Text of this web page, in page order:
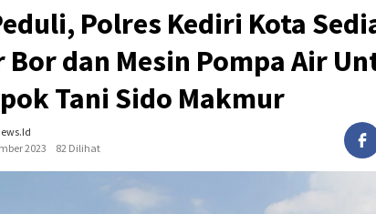
Polres Kediri Kota
Bor dan Mesin Pompa Air
Tani Sido Makmur
2023
82 Dilihat